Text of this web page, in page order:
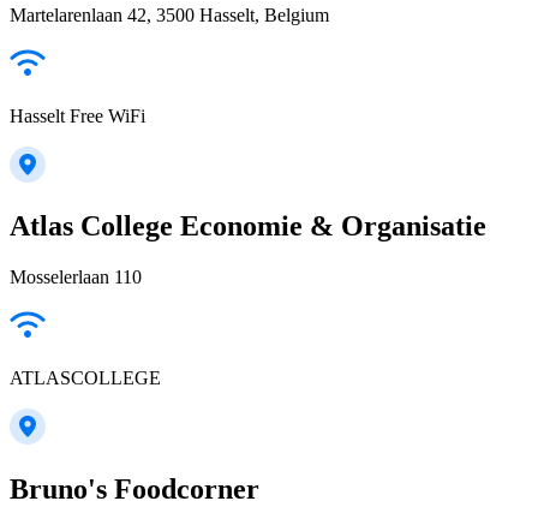
Martelarenlaan 42, 3500 Hasselt, Belgium
Hasselt Free WiFi
Atlas College Economie & Organisatie
Mosselerlaan 110
ATLASCOLLEGE
Bruno's Foodcorner